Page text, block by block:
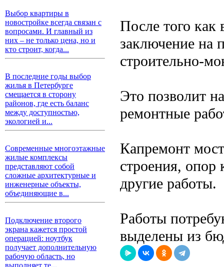
Выбор квартиры в
новостройке всегда связан с
вопросами. И главный из
них – не только цена, но и
кто строит, когда...
В последние годы выбор
жилья в Петербурге
смещается в сторону
районов, где есть баланс
между доступностью,
экологией и...
Современные многоэтажные
жилые комплексы
представляют собой
сложные архитектурные и
инженерные объекты,
объединяющие в...
Подключение второго
экрана кажется простой
операцией: ноутбук
получает дополнительную
рабочую область, но
выполняет те...
После того как
заключение на
строительно-
Это позволит
ремонтные
Капремонт
строения, опор
другие работы.
Работы
выделены из